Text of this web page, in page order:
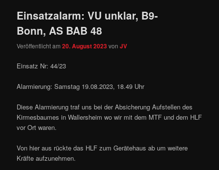
Einsatzalarm: VU unklar, B9-
Bonn, AS BAB 48
Veröffentlicht am20. August 2023vonJV
Einsatz Nr: 44/23
Alarmierung: Samstag 19.08.2023, 18.49 Uhr
Diese Alarmierung traf uns bei der Absicherung Aufstellen des
Kirmesbaumes in Wallersheim wo wir mit dem MTF und dem HLF
vor Ort waren.
Von hier aus rückte das HLF zum Gerätehaus ab um weitere
Kräfte aufzunehmen.